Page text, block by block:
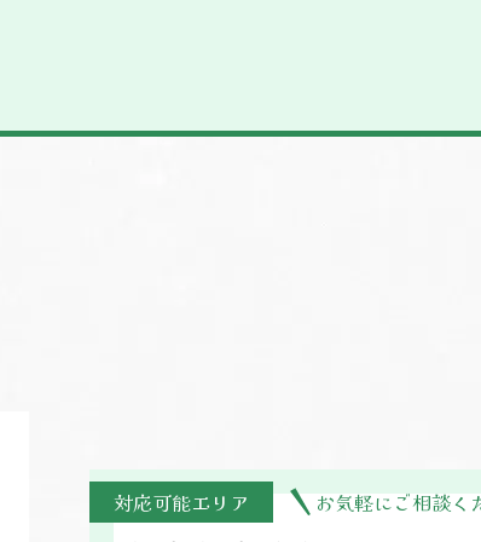
対応可能エリア
お気軽にご相談く